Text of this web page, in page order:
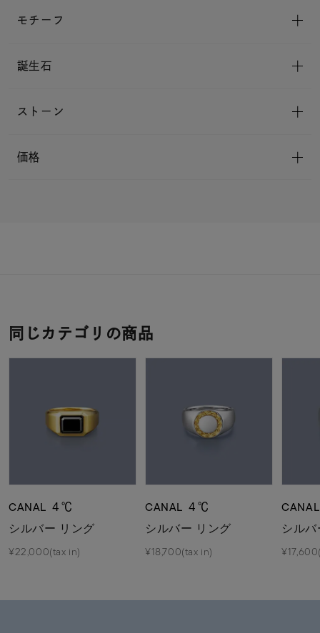
モチーフ
誕生石
ストーン
価格
同じカテゴリの商品
CANAL ４℃
シルバー リング
¥22,000(tax in)
CANAL ４℃
シルバー リング
¥18,700(tax in)
シル